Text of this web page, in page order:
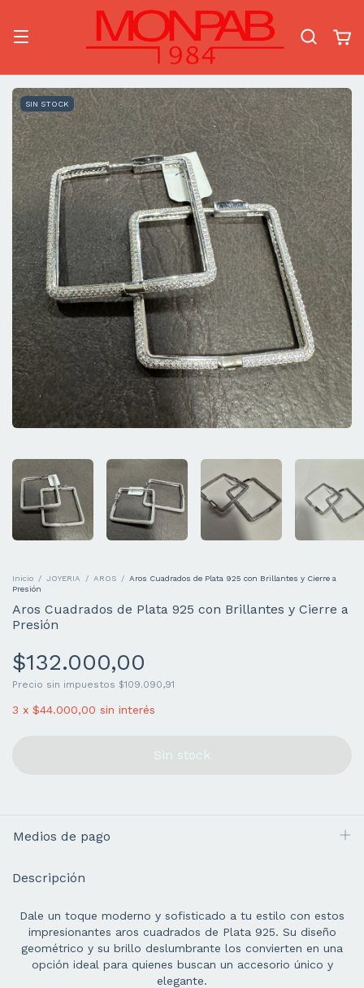
SIN STOCK
Inicio / JOYERIA / AROS /
Aros Cuadrados de Plata 925 con Brillantes y Cierre a
Presión
Aros Cuadrados de Plata 925 con Brillantes y Cierre a
Presión
$132.000,00
Precio sin impuestos $109.090,91
3 x $44.000,00 sin interés
Medios de pago
Descripción
Dale un toque moderno y sofisticado a tu estilo con estos
impresionantes aros cuadrados de Plata 925. Su diseño
geométrico y su brillo deslumbrante los convierten en una
opción ideal para quienes buscan un accesorio único y
elegante.